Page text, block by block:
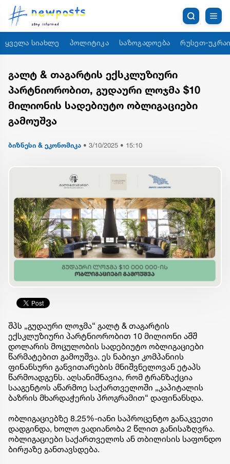
ყველა სიახლე პოლიტიკა საზოგადოება რუსეთ-
გალტ & თაგარტის ექსკლუზიური
პარტნიორობით, გუდაური ლოჯმა $10
მილიონის სადებიუტო ობლიგაციები
გამოუშვა
ბიზნესი & ეკონომიკა • 3/10/2025 • 15:10
შპს „გუდაური ლოჯმა“ გალტ & თაგარტის
ექსკლუზიური პარტნიორობით 10 მილიონი აშშ
დოლარის მოცულობის სადებიუტო ობლიგაციები
წარმატებით გამოუშვა. ეს ნაბიჯი კომპანიის
ფინანსური განვითარების მნიშვნელოვან ეტაპს
წარმოადგენს. აღსანიშნავია, რომ ტრანზაქცია
სააგენტოს აწარმოე საქართველოში „კაპიტალის
ბაზრის მხარდაჭერის პროგრამით“ დაფინანსდა.
ობლიგაციებზე 8.25%-იანი საპროცენტო განაკვეთი
დადგინდა, ხოლო ვადიანობა 2 წლით განისაზღვრა.
ობლიგაციები საქართველოს ან თბილისის საფონდო
ბირჟაზე განთავსდება.